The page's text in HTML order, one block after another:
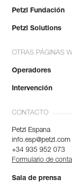
Petzl Fundación
Petzl Solutions
OTRAS PÁGINAS
Operadores
Intervención
CONTACTO
Petzl Espana
info.esp@petzl.com
+34 935 952 073
Formulario de
Sala de prensa